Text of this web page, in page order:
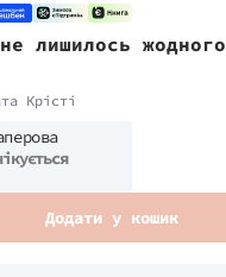
лишилось жодного
Крісті
Додати у кошик